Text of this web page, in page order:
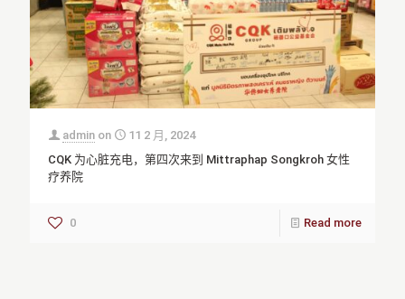
admin on
11 2 月, 2024
CQK 为心脏充电，第四次来到 Mittraphap Songkroh 女性
疗养院
0 Read more